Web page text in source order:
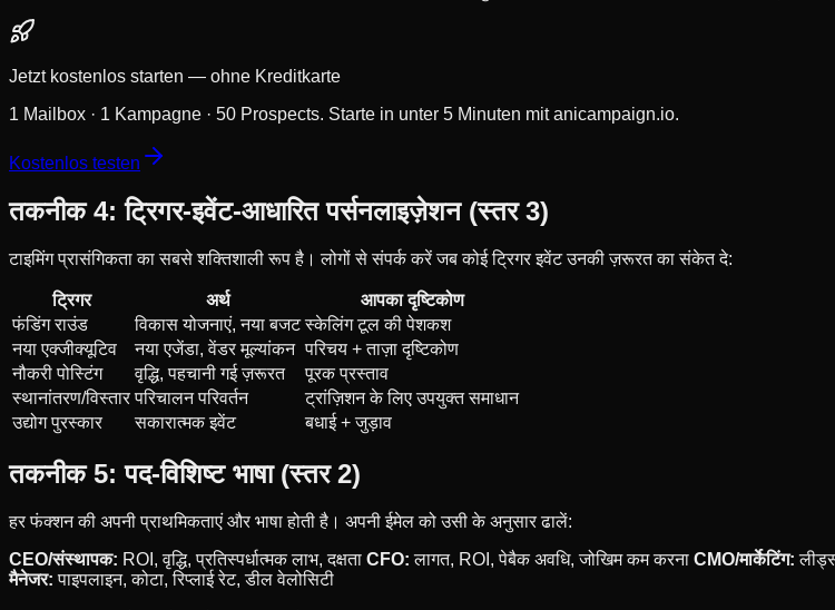
Jetzt kostenlos starten — ohne Kreditkarte
1 Mailbox · 1 Kampagne · 50 Prospects. Starte in unter 5 Minuten mit anicampaign.io.
Kostenlos testen
तकनीक 4: ट्रिगर-इवेंट-आधारित पर्सनलाइज़ेशन (स्तर 3)
टाइमिंग प्रासंगिकता का सबसे शक्तिशाली रूप है। लोगों से संपर्क करें जब कोई ट्रिगर इवेंट उनकी ज़रूरत का संकेत दे:
ट्रिगर अर्थ
आपका दृष्टिकोण
फंडिंग राउंड
विकास योजनाएं, नया बजट स्केलिंग टूल की पेशकश
नया एक्जीक्यूटिव
नया एजेंडा, वेंडर मूल्यांकन परिचय + ताज़ा दृष्टिकोण
नौकरी पोस्टिंग
वृद्धि, पहचानी गई ज़रूरत
पूरक प्रस्ताव
स्थानांतरण/विस्तार परिचालन परिवर्तन
ट्रांज़िशन के लिए उपयुक्त समाधान
उद्योग पुरस्कार
सकारात्मक इवेंट बधाई + जुड़ाव
तकनीक 5: पद-विशिष्ट भाषा (स्तर 2)
हर फंक्शन की अपनी प्राथमिकताएं और भाषा होती है। अपनी ईमेल को उसी के अनुसार ढालें:
CEO/संस्थापक: ROI, वृद्धि, प्रतिस्पर्धात्मक लाभ, दक्षता CFO: लागत, ROI, पेबैक अवधि, जोखिम कम करना CMO/मार्केटिंग:
मैनेजर: पाइपलाइन, कोटा, रिप्लाई रेट, डील वेलोसिटी